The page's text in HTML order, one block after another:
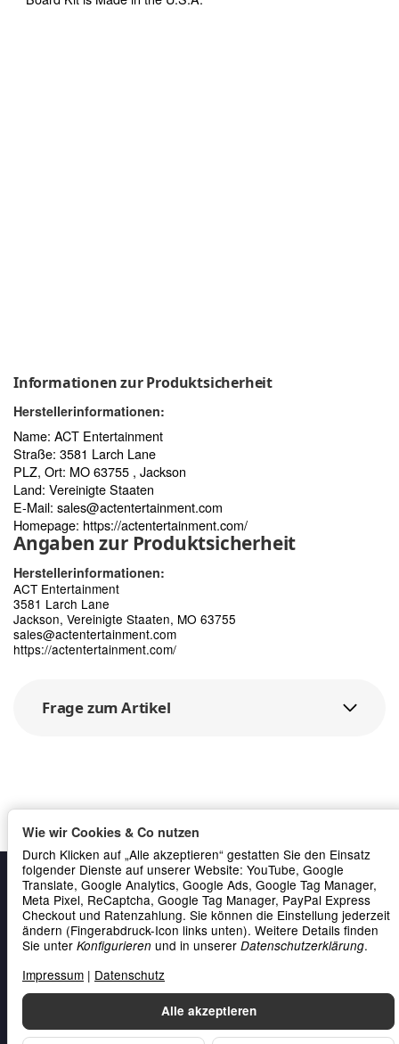
Informationen zur Produktsicherheit
Herstellerinformationen:
Name: ACT Entertainment
Straße: 3581 Larch Lane
PLZ, Ort: MO 63755 , Jackson
Land: Vereinigte Staaten
E-Mail: sales@actentertainment.com
Homepage: https://actentertainment.com/
Angaben zur Produktsicherheit
Herstellerinformationen:
ACT Entertainment
3581 Larch Lane
Jackson, Vereinigte Staaten, MO 63755
sales@actentertainment.com
https://actentertainment.com/
Frage zum Artikel
Gesetzliche Informationen
Alle akzeptieren
Wie wir Cookies & Co nutzen
Durch Klicken auf „Alle akzeptieren“ gestatten Sie den Einsatz
folgender Dienste auf unserer Website: YouTube, Google
Translate, Google Analytics, Google Ads, Google Tag Manager,
Meta Pixel, ReCaptcha, Google Tag Manager, PayPal Express
Checkout und Ratenzahlung. Sie können die Einstellung jederzeit
ändern (Fingerabdruck-Icon links unten). Weitere Details finden
Sie unter Konfigurieren und in unserer Datenschutzerklärung.
Impressum | Datenschutz